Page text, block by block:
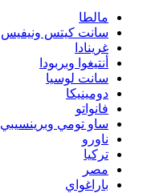
مالطا
سانت كيتس ونيفيس
غرينادا
أنتيغوا وبربودا
سانت لوسيا
دومينيكا
فانواتو
ساو تومي وبرينسيبي
ناورو
تركيا
مصر
باراغواي